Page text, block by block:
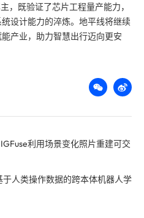
，既验证了芯片工程量产能力，
设计能力的淬炼。地平线将继续
产业，助力智慧出行迈向更安
利用场景变化照片重建可交
人类操作数据的跨本体机器人学